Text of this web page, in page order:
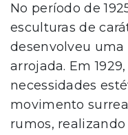
No período de
esculturas de
desenvolveu
arrojada. Em
necessidades
movimento
rumos,